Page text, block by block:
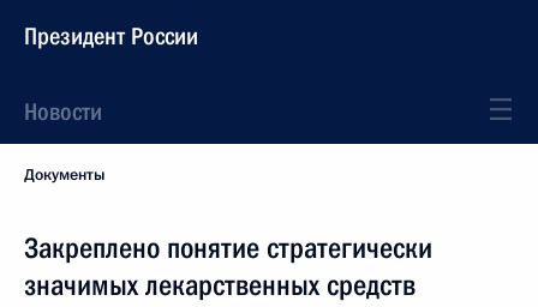
Президент России
Новости
Документы
Закреплено понятие стратегически
значимых лекарственных средств